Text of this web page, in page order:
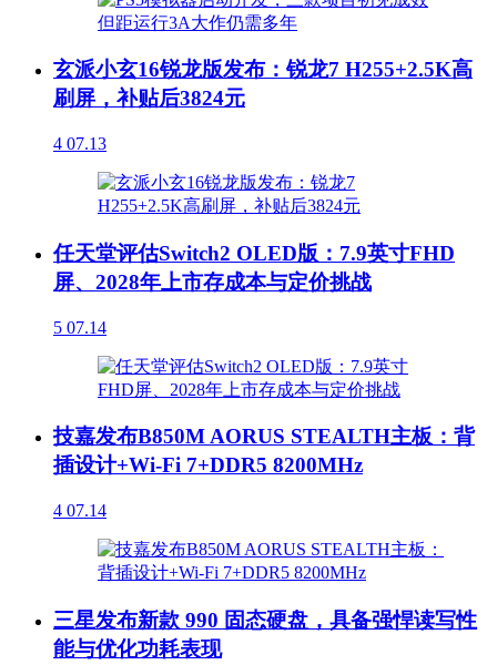
玄派小玄16锐龙版发布：锐龙7 H255+2.5K高
刷屏，补贴后3824元
4 07.13
任天堂评估Switch2 OLED版：7.9英寸FHD
屏、2028年上市存成本与定价挑战
5 07.14
技嘉发布B850M AORUS STEALTH主板：背
插设计+Wi-Fi 7+DDR5 8200MHz
4 07.14
三星发布新款 990 固态硬盘，具备强悍读写性
能与优化功耗表现